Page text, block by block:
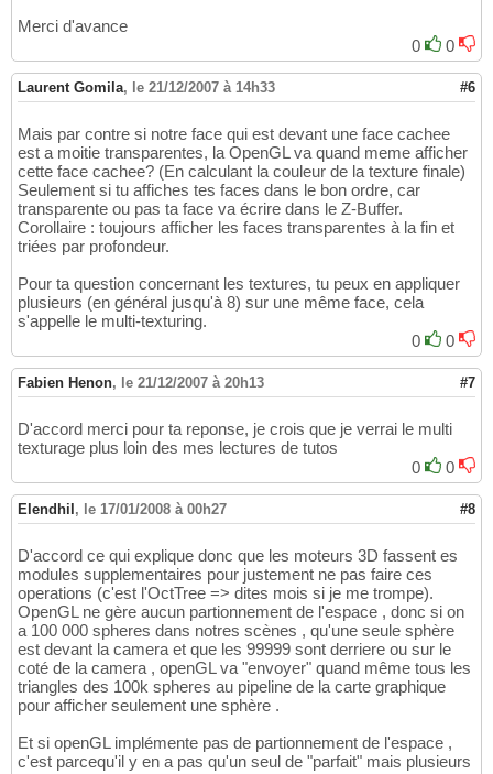
Merci d'avance
0
0
Laurent Gomila, le 21/12/2007 à 14h33 #6
Mais par contre si notre face qui est devant une face cachee
est a moitie transparentes, la OpenGL va quand meme afficher
cette face cachee? (En calculant la couleur de la texture finale)
Seulement si tu affiches tes faces dans le bon ordre, car
transparente ou pas ta face va écrire dans le Z-Buffer.
Corollaire : toujours afficher les faces transparentes à la fin et
triées par profondeur.
Pour ta question concernant les textures, tu peux en appliquer
plusieurs (en général jusqu'à 8) sur une même face, cela
s'appelle le multi-texturing.
0
0
Fabien Henon, le 21/12/2007 à 20h13 #7
D'accord merci pour ta reponse, je crois que je verrai le multi
texturage plus loin des mes lectures de tutos
0
0
Elendhil , le 17/01/2008 à 00h27 #8
D'accord ce qui explique donc que les moteurs 3D fassent es
modules supplementaires pour justement ne pas faire ces
operations (c'est l'OctTree => dites mois si je me trompe).
OpenGL ne gère aucun partionnement de l'espace , donc si on
a 100 000 spheres dans notres scènes , qu'une seule sphère
est devant la camera et que les 99999 sont derriere ou sur le
coté de la camera , openGL va "envoyer" quand même tous les
triangles des 100k spheres au pipeline de la carte graphique
pour afficher seulement une sphère .
Et si openGL implémente pas de partionnement de l'espace ,
c'est parcequ'il y en a pas qu'un seul de "parfait" mais plusieurs